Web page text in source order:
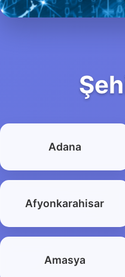
Adana
Afyonkarahisar
Amasya